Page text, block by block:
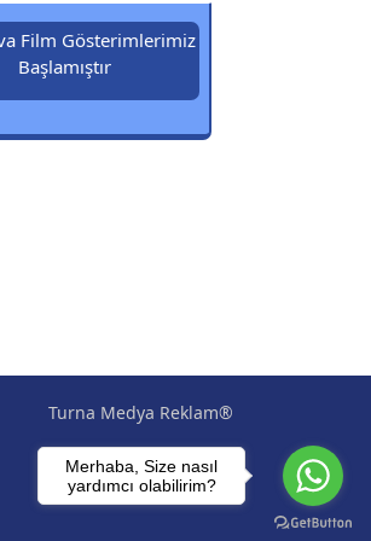
Film Gösterimlerimiz
Başlamıştır
Turna Medya Reklam®
Merhaba, Size nasıl
yardımcı olabilirim?